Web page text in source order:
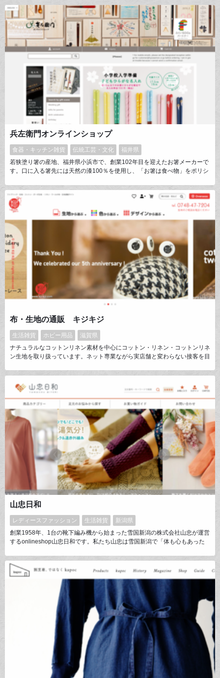
ヒーをご用意しております。「たった一杯で、幸せになるコーヒー屋」のオ
ンラインショップとして、皆様に幸せを感じていただけるようなコーヒー
や、ギフトセットをお届けします。
兵左衛門オンラインショップ
食器・キッチン雑貨 伝統工芸・文化
福井県
若狭塗り箸の産地、福井県小浜市で、創業102年目を迎えたお箸メーカーで
す。口に入る箸先には天然の漆100％を使用し、「お箸は食べ物」をポリシ
セージ性のある桐箱ギフト、折れたバットをリサイクルしたかっとばし!!、
本格携帯箸など、オリジナル性のある商品を多数作っています。
布・生地の通販 キジキジ
生活雑貨 ホビー用品
滋賀県
ナチュラルなコットンリネン素材を中心にコットン・リネン・コットンリネ
ン生地を取り扱っています。ネット専業ながら実店舗と変わらない接客を目
とショップをつなげています。インスタでのお客様の作品例投稿も非常に多
く#kijikijiworksを通してお客様と繋がりを持っています。
山忠日和
レディースファッション 生活雑貨
新潟県
創業1958年、1台の靴下編み機から始まった雪国新潟の株式会社山忠が運営
するonlineshop山忠日和です。私たち山忠は雪国新潟で「体も心もあった
が思わずほんわか笑顔になって、心が和む…そんな気持ちになれる暮らしの
お手伝いを目指しています。